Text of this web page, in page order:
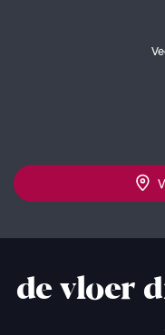
de vloer